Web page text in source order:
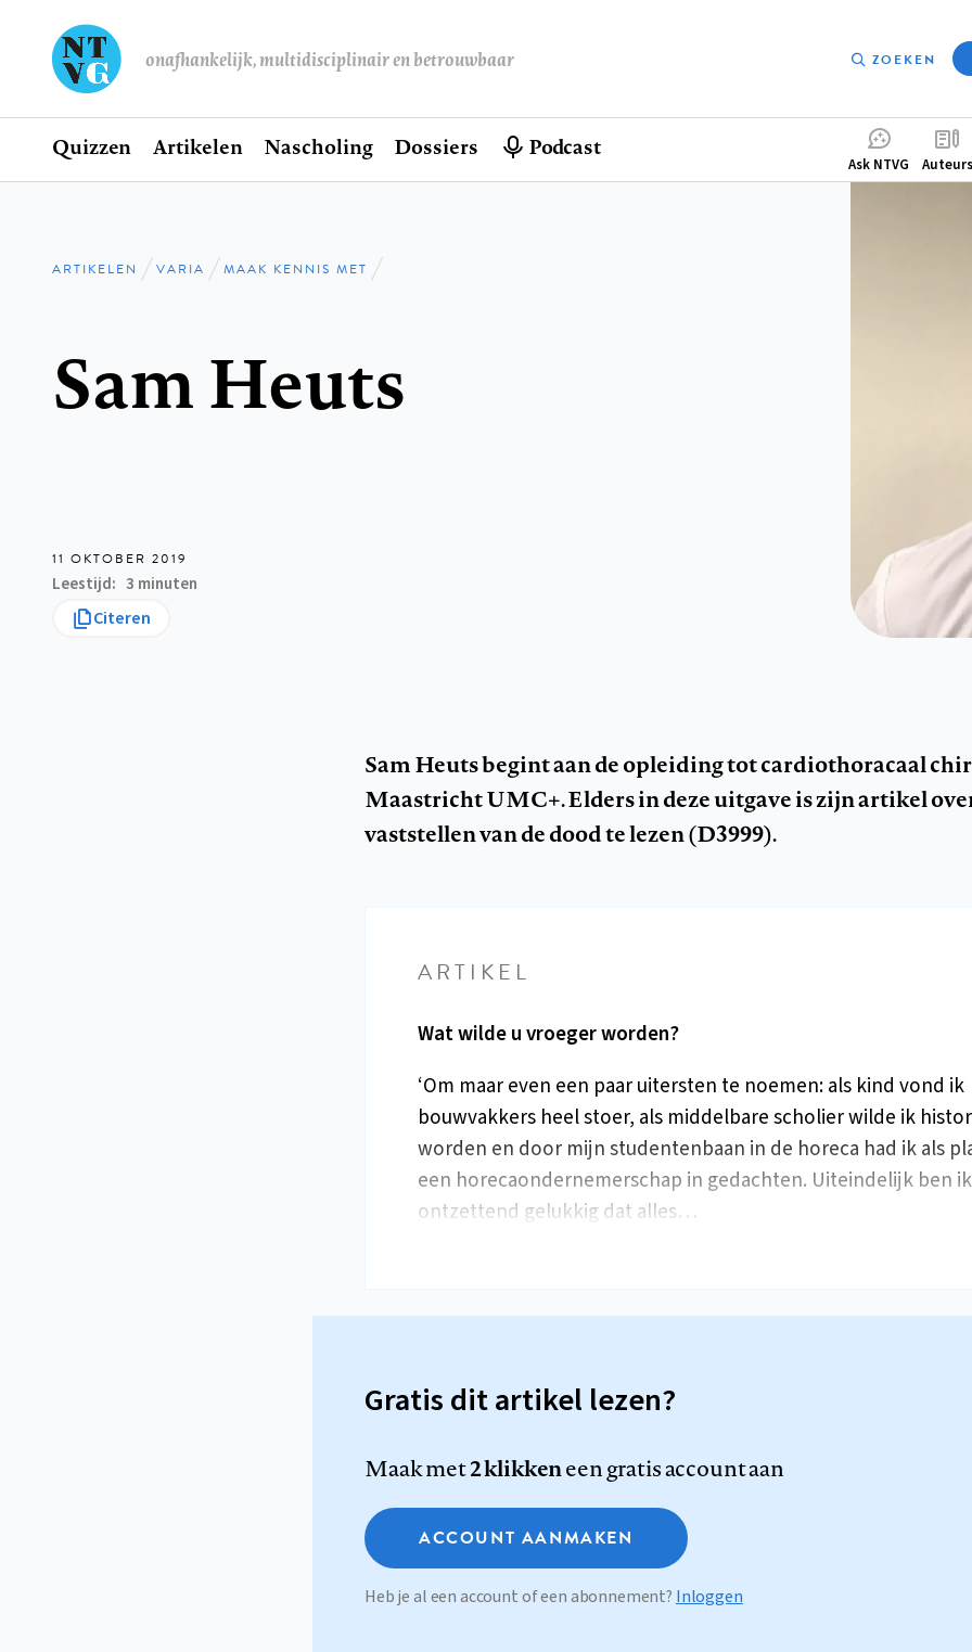
onafhankelijk, multidisciplinair en betrouwbaar ZOEKEN
Hoofdnavigatie
Home
Quizzen Artikelen Nascholing Dossiers Podcast
Ask NTVG Auteurs
Kruimelpad
ARTIKELEN VARIA MAAK KENNIS MET
Sam Heuts
11 OKTOBER 2019
Leestijd 3 minuten
Citeren
Sam Heuts begint aan de opleiding tot cardiothoracaal
Maastricht UMC+. Elders in deze uitgave is zijn artikel
vaststellen van de dood te lezen (D3999).
ARTIKEL
Wat wilde u vroeger worden?
‘Om maar even een paar uitersten te noemen: als kind vond ik
bouwvakkers heel stoer, als middelbare scholier wilde ik
worden en door mijn studentenbaan in de horeca had ik als
een horecaondernemerschap in gedachten. Uiteindelijk ben ik
ontzettend gelukkig dat alles…
Gratis dit artikel lezen?
Maak met2 klikkeneen gratis account aan
ACCOUNT AANMAKEN
Heb je al een account of een abonnement? Inloggen